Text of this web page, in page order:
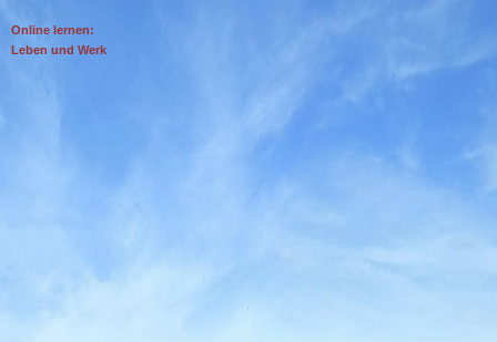
Online lernen:
Leben und Werk